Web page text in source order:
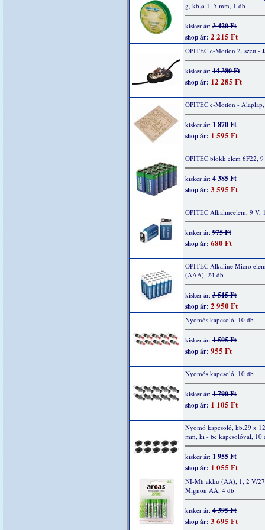
g, kb.ø 1, 5 mm, 1 db
kisker ár: 3 420 Ft
shop ár: 2 215 Ft
OPITEC e-Motion 2. szett -
kisker ár: 14 380 Ft
shop ár: 12 285 Ft
OPITEC e-Motion -
kisker ár: 1 870 Ft
shop ár: 1 595 Ft
OPITEC blokk elem 6F22,
kisker ár: 4 385 Ft
shop ár: 3 595 Ft
OPITEC Alkalineelem, 9 V,
kisker ár: 975 Ft
shop ár: 680 Ft
OPITEC Alkaline Micro
(AAA), 24 db
kisker ár: 3 515 Ft
shop ár: 2 950 Ft
Nyomós kapcsoló, 10 db
kisker ár: 1 505 Ft
shop ár: 955 Ft
Nyomós kapcsoló, 10 db
kisker ár: 1 790 Ft
shop ár: 1 105 Ft
Nyomó kapcsoló, kb.29 x
mm, ki - be kapcsolóval, 10
kisker ár: 1 955 Ft
shop ár: 1 055 Ft
NI-Mh akku (AA), 1, 2 V/
Mignon AA, 4 db
kisker ár: 4 395 Ft
shop ár: 3 695 Ft